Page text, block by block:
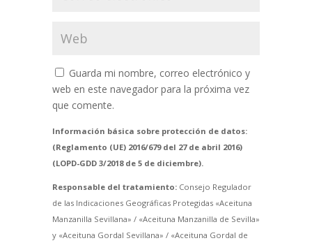
Guarda mi nombre, correo electrónico y
web en este navegador para la próxima vez
que comente.
Información básica sobre protección de datos:
(Reglamento (UE) 2016/679 del 27 de abril 2016)
(LOPD-GDD 3/2018 de 5 de diciembre).
Responsable del tratamiento:Consejo Regulador
de las Indicaciones Geográficas Protegidas «Aceituna
Manzanilla Sevillana» / «Aceituna Manzanilla de Sevilla»
y «Aceituna Gordal Sevillana» / «Aceituna Gordal de